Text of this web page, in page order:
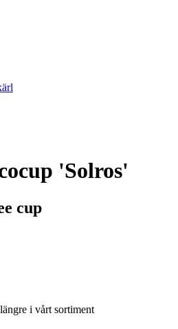
'Solros'
cup
i vårt sortiment